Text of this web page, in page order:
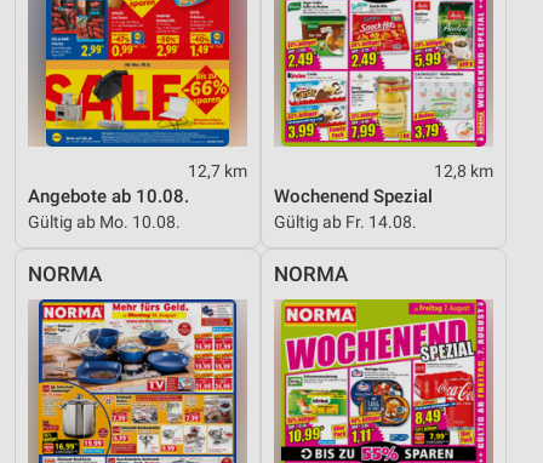
12,7 km
Angebote ab 10.08.
Gültig ab Mo. 10.08.
12,8 km
Wochenend Spezial
Gültig ab Fr. 14.08.
NORMA NORMA